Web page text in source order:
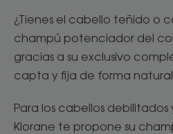
¿Tienes el cabello teñido o
champú potenciador del
gracias a su exclusivo
capta y fija de forma
Para los cabellos
Klorane te propone su